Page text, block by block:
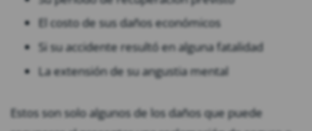
El costo de sus daños económicos
Si su accidente resultó en alguna fatalidad
La extensión de su angustia mental
Estos son solo algunos de los daños que puede